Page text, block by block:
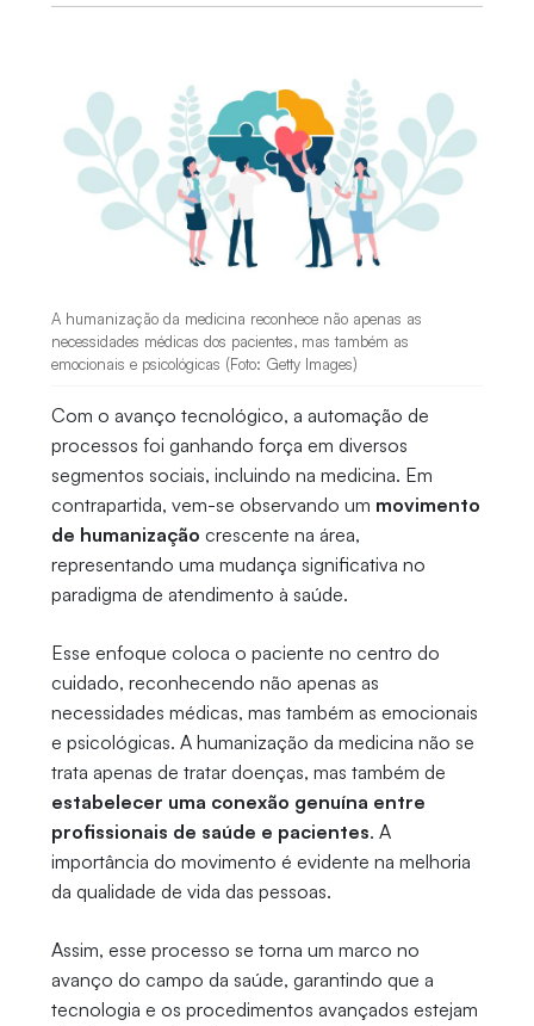
A humanização da medicina reconhece não apenas as
necessidades médicas dos pacientes, mas também as
emocionais e psicológicas (Foto: Getty Images)
Com o avanço tecnológico, a automação de
processos foi ganhando força em diversos
segmentos sociais, incluindo na medicina. Em
contrapartida, vem-se observando um movimento
de humanização crescente na área,
representando uma mudança significativa no
paradigma de atendimento à saúde.
Esse enfoque coloca o paciente no centro do
cuidado, reconhecendo não apenas as
necessidades médicas, mas também as emocionais
e psicológicas. A humanização da medicina não se
trata apenas de tratar doenças, mas também de
estabelecer uma conexão genuína entre
profissionais de saúde e pacientes. A
importância do movimento é evidente na melhoria
da qualidade de vida das pessoas.
Assim, esse processo se torna um marco no
avanço do campo da saúde, garantindo que a
tecnologia e os procedimentos avançados estejam